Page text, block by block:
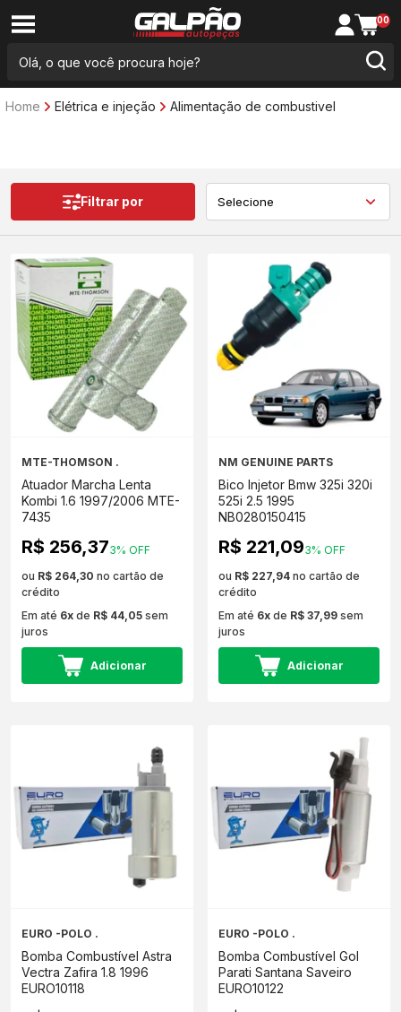
00
Home Elétrica e injeção Alimentação de combustivel
Filtrar por
MTE-THOMSON .
Atuador Marcha Lenta
Kombi 1.6 1997/2006 MTE-
7435
R$ 256,373% OFF
ou R$ 264,30 no cartão de
crédito
Em até 6x de R$ 44,05 sem
juros
Adicionar
NM GENUINE PARTS
Bico Injetor Bmw 325i 320i
525i 2.5 1995
NB0280150415
R$ 221,093% OFF
ou R$ 227,94 no cartão de
crédito
Em até 6x de R$ 37,99 sem
juros
Adicionar
EURO -POLO .
Bomba Combustível Astra
Vectra Zafira 1.8 1996
EURO10118
EURO -POLO .
Bomba Combustível Gol
Parati Santana Saveiro
EURO10122